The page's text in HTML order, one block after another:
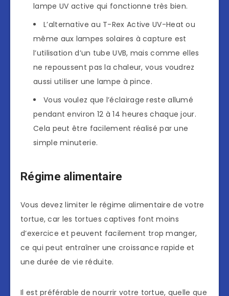
lampe UV active qui fonctionne très bien.
L’alternative au T-Rex Active UV-Heat ou
même aux lampes solaires à capture est
l’utilisation d’un tube UVB, mais comme elles
ne repoussent pas la chaleur, vous voudrez
aussi utiliser une lampe à pince.
Vous voulez que l’éclairage reste allumé
pendant environ 12 à 14 heures chaque jour.
Cela peut être facilement réalisé par une
simple minuterie.
Régime alimentaire
Vous devez limiter le régime alimentaire de votre
tortue, car les tortues captives font moins
d’exercice et peuvent facilement trop manger,
ce qui peut entraîner une croissance rapide et
une durée de vie réduite.
Il est préférable de nourrir votre tortue, quelle que